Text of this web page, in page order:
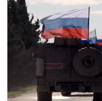
Görüşmesi
Adalet Bakanı Akın
Milyonun Ortak